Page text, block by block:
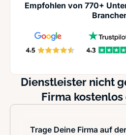
Empfohlen von 770+
Dienstleister nicht
Firma
Trage Deine Firma auf der